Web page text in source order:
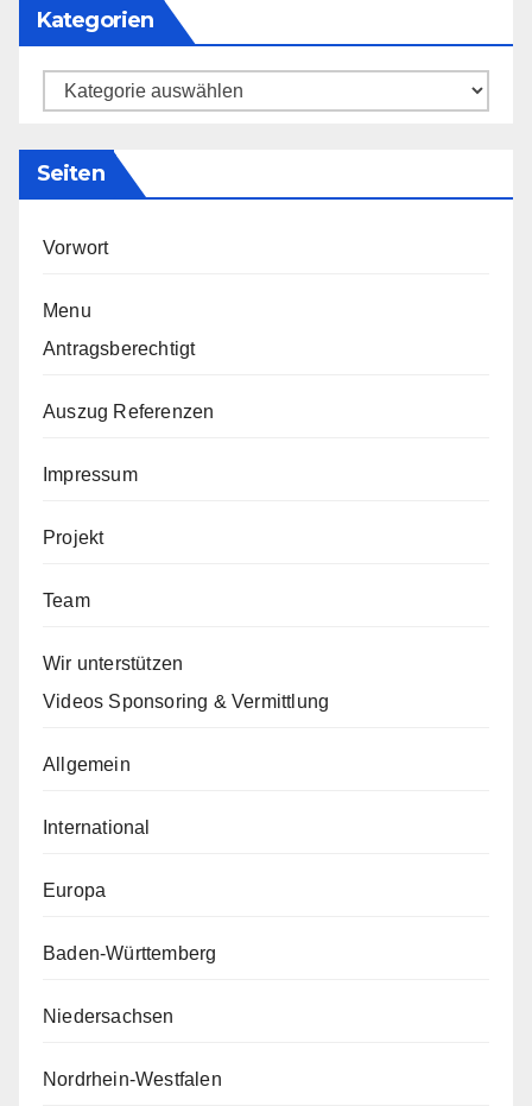
Kategorien
Kategorien
Seiten
Vorwort
Menu
Antragsberechtigt
Auszug Referenzen
Impressum
Projekt
Team
Wir unterstützen
Videos Sponsoring & Vermittlung
Allgemein
International
Europa
Baden-Württemberg
Niedersachsen
Nordrhein-Westfalen